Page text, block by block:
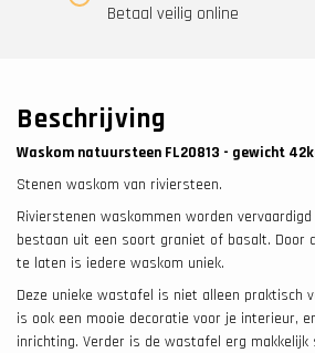
Betaal veilig online
Beschrijving
Waskom natuursteen FL20813 - gewicht 42
Stenen waskom van riviersteen.
Rivierstenen waskommen worden
bestaan uit een soort graniet of basalt. Door
te laten is iedere waskom uniek.
Deze unieke wastafel is niet alleen praktisch
is ook een mooie decoratie voor je interieur,
inrichting. Verder is de wastafel erg makkelijk